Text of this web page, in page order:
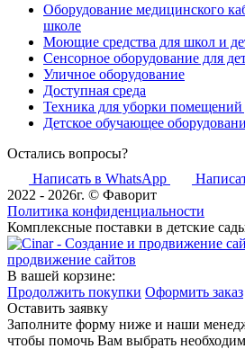
Оборудование медицинского
школе
Моющие средства для школ и
Сенсорное оборудование для
Уличное оборудование
Доступная среда
Техника для уборки помещений
Детское обучающее
Остались вопросы?
Написать в WhatsApp
2022 - 2026г. © Фаворит
Политика конфиденциальности
Комплексные поставки в детские
продвижение сайтов
В вашей корзине:
Продолжить покупки Оформить заказ
Оставить заявку
Заполните форму ниже и наши
чтобы помочь Вам выбрать